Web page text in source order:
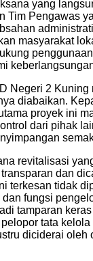
yang
Tim Pengawas
masyarakat
Negeri 2 Kuning
diabaikan.
proyek ini
dari pihak
revitalisasi
dan
terkesan tidak
fungsi
tamparan
tata
diciderai oleh